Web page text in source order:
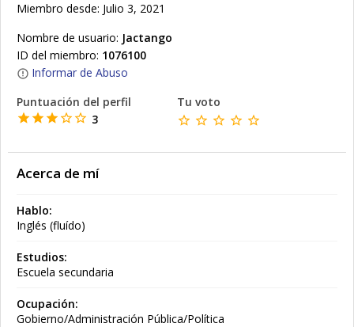
Miembro desde: Julio 3, 2021
Nombre de usuario: Jactango
ID del miembro: 1076100
Informar de Abuso
Puntuación del perfil
3
Tu voto
Acerca de mí
Hablo:
Inglés (fluído)
Estudios:
Escuela secundaria
Ocupación:
Gobierno/Administración Pública/Política